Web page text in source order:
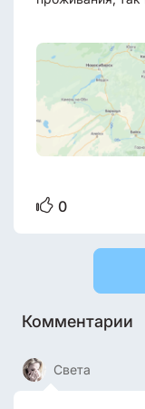
0
Комментарии
Света